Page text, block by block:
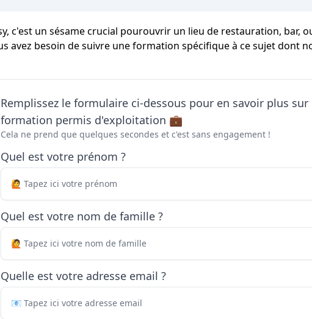
c'est un sésame crucial pourouvrir un lieu de restauration, bar,
avez besoin de suivre une formation spécifique à ce sujet dont
Remplissez le formulaire ci-dessous pour en savoir plus sur
formation permis d'exploitation 💼
Cela ne prend que quelques secondes et c'est sans engagement !
Quel est votre prénom ?
Quel est votre nom de famille ?
Quelle est votre adresse email ?